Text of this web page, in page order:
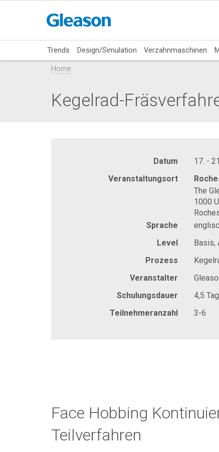
Trends Design/Simulation Verzahnmaschinen
Home
Kegelrad-
Datum
17. -
Veranstaltungsort
The
1000
Sprache
Level
Basis,
Prozess
Veranstalter
Schulungsdauer
4,5
Teilnehmeranzahl
3-6
Face Hobbing
Teilverfahren